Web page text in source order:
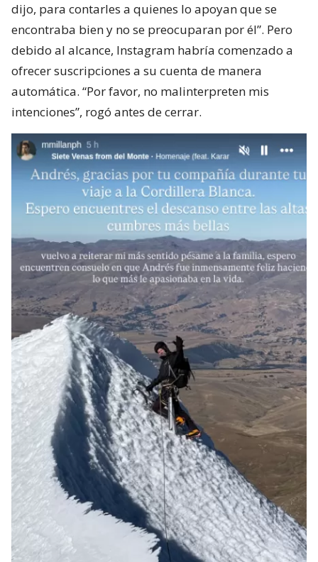
dijo, para contarles a quienes lo apoyan que se
encontraba bien y no se preocuparan por él”. Pero
debido al alcance, Instagram habría comenzado a
ofrecer suscripciones a su cuenta de manera
automática. “Por favor, no malinterpreten mis
intenciones”, rogó antes de cerrar.